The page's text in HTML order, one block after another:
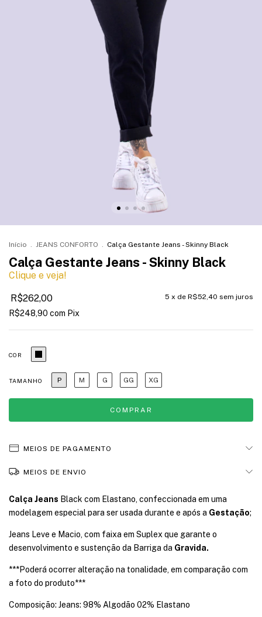
Início . JEANS CONFORTO . Calça Gestante Jeans - Skinny Black
Calça Gestante Jeans - Skinny Black
Clique e veja!
R$262,00 5 x de R$52,40 sem juros
R$248,90 com Pix
COR
TAMANHO P M G GG XG
MEIOS DE PAGAMENTO
MEIOS DE ENVIO
Calça Jeans Black com Elastano, confeccionada em uma
modelagem especial para ser usada durante e após a Gestação;
Jeans Leve e Macio, com faixa em Suplex que garante o
desenvolvimento e sustenção da Barriga da Gravida.
***Poderá ocorrer alteração na tonalidade, em comparação com
a foto do produto***
Composição: Jeans: 98% Algodão 02% Elastano